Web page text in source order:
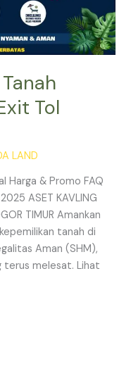
Tol
LAND
Harga & Promo FAQ
ASET KAVLING
TIMUR Amankan
tanah di
Aman (SHM),
terus melesat. Lihat